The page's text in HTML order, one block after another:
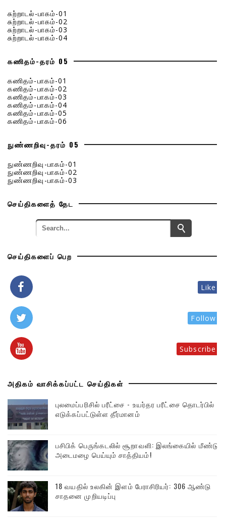
சுற்றாடல்-பாகம்-01
சுற்றாடல்-பாகம்-02
சுற்றாடல்-பாகம்-03
சுற்றாடல்-பாகம்-04
கணிதம்-தரம் 05
கணிதம்-பாகம்-01
கணிதம்-பாகம்-02
கணிதம்-பாகம்-03
கணிதம்-பாகம்-04
கணிதம்-பாகம்-05
கணிதம்-பாகம்-06
நுண்ணறிவு-தரம் 05
நுண்ணறிவு-பாகம்-01
நுண்ணறிவு-பாகம்-02
நுண்ணறிவு-பாகம்-03
செய்திகளைத் தேட
செய்திகளைப் பெற
Like
Follow
Subscribe
அதிகம் வாசிக்கப்பட்ட செய்திகள்
புலமைப்பரிசில் பரீட்சை - உயர்தர பரீட்சை தொடர்பில்
எடுக்கப்பட்டுள்ள தீர்மானம்
பசிபிக் பெருங்கடலில் சூறாவளி: இலங்கையில் மீண்டும்
அடைமழை பெய்யும் சாத்தியம்!
18 வயதில் உலகின் இளம் பேராசிரியர்: 306 ஆண்டு
சாதனை முறியடிப்பு